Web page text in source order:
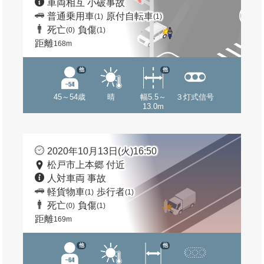
車両相互 小破事故
普通乗用車(1) 原付自転車(1)
死亡(0) 負傷(1)
距離168m
45～54歳
他
晴
幅5.5～
13.0m
他
３灯式信号
2020年10月13日(火)16:50
松戸市上本郷 付近
人対車両 事故
軽貨物車(1) 歩行者(1)
死亡(0) 負傷(1)
距離169m
他 他